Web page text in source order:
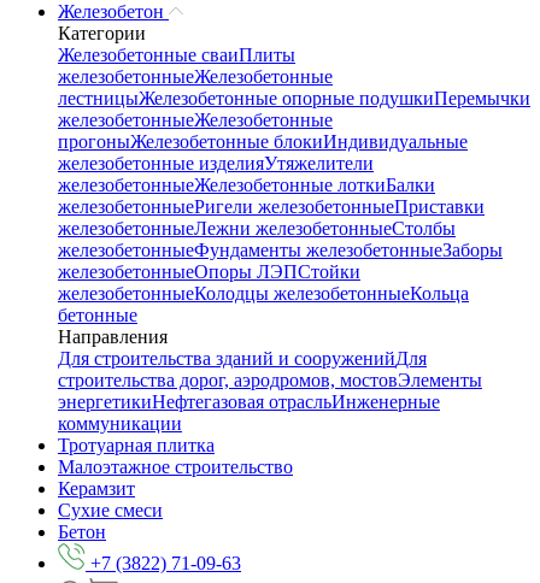
Железобетон
Категории
Железобетонные сваиПлиты
железобетонныеЖелезобетонные
лестницыЖелезобетонные опорные подушкиПеремычки
железобетонныеЖелезобетонные
прогоныЖелезобетонные блокиИндивидуальные
железобетонные изделияУтяжелители
железобетонныеЖелезобетонные лоткиБалки
железобетонныеРигели железобетонныеПриставки
железобетонныеЛежни железобетонныеСтолбы
железобетонныеФундаменты железобетонныеЗаборы
железобетонныеОпоры ЛЭПСтойки
железобетонныеКолодцы железобетонныеКольца
бетонные
Направления
Для строительства зданий и сооруженийДля
строительства дорог, аэродромов, мостовЭлементы
энергетикиНефтегазовая отрасльИнженерные
коммуникации
Тротуарная плитка
Малоэтажное строительство
Керамзит
Сухие смеси
Бетон
+7 (3822) 71-09-63